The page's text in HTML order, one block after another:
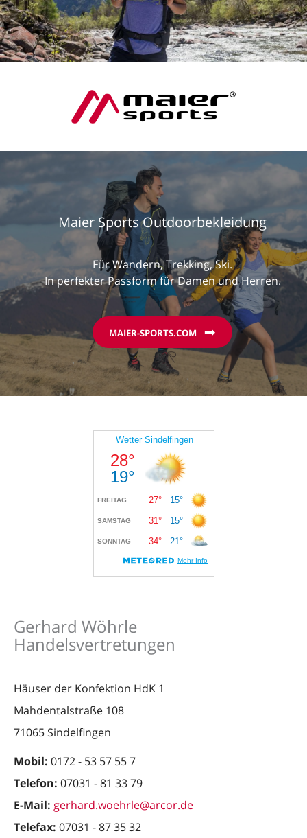
Maier Sports Outdoorbekleidung
Für Wandern, Trekking, Ski.
In perfekter Passform für Damen und Herren.
MAIER-SPORTS.COM
Gerhard Wöhrle
Handelsvertretungen
Häuser der Konfektion HdK 1
Mahdentalstraße 108
71065 Sindelfingen
Mobil: 0172 - 53 57 55 7
Telefon: 07031 - 81 33 79
E-Mail: gerhard.woehrle@arcor.de
Telefax: 07031 - 87 35 32